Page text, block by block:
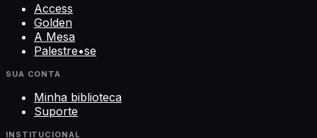
Access
Golden
A Mesa
Palestre•se
SUA CONTA
Minha biblioteca
Suporte
INSTITUCIONAL